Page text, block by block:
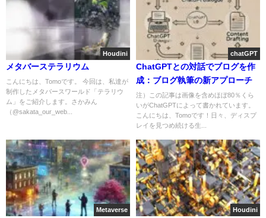
Houdini
メタバーステラリウム
こんにちは、Tomoです。 今回は、私達が
制作したメタバースワールド「テラリウ
ム」をご紹介します。さかみん
（@sakata_our_web...
chatGPT
ChatGPTとの対話でブログを作
成：ブログ執筆の新アプローチ
注）この記事は画像を含めほぼ80％くら
いがChatGPTによって書かれています。
こんにちは、Tomoです！日々、ディスプ
レイを見つめ続ける生...
Metaverse Houdini